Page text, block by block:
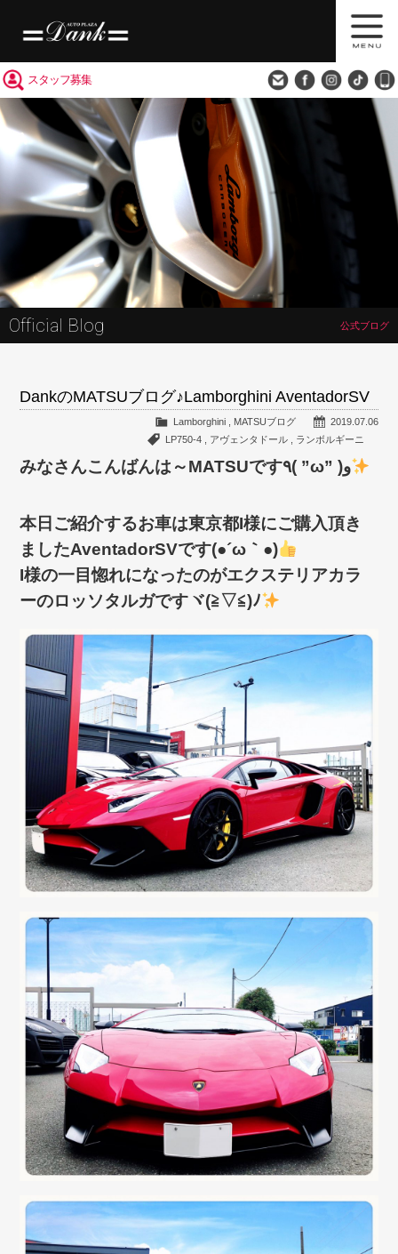
スタッフ募集
Official Blog 公式ブログ
DankのMATSUブログ♪Lamborghini AventadorSV
2019.07.06
Lamborghini, MATSUブログ
LP750-4, アヴェンタドール, ランボルギーニ
みなさんこんばんは～MATSUです٩( ”ω” )و
本日ご紹介するお車は東京都I様にご購入頂き
ましたAventadorSVです(●´ω｀●)
I様の一目惚れになったのがエクステリアカラ
ーのロッソタルガですヾ(≧▽≦)ﾉ